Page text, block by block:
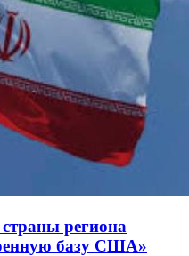
региона
базу США»